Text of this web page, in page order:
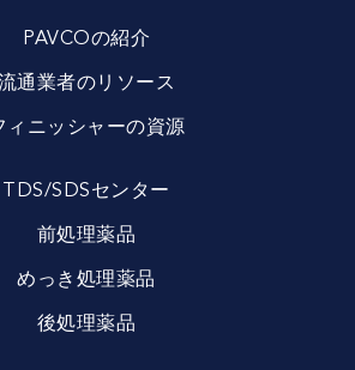
PAVCOの紹介
通業者のリソース
ィニッシャーの資源
TDS/SDSセンター
前処理薬品
めっき処理薬品
後処理薬品